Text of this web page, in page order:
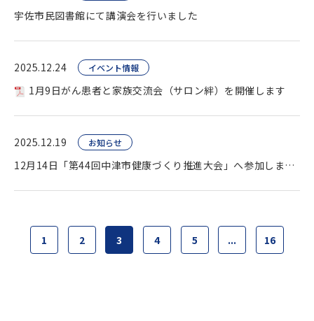
宇佐市民図書館にて講演会を行いました
2025.12.24 イベント情報
1月9日がん患者と家族交流会（サロン絆）を開催します
2025.12.19 お知らせ
12月14日「第44回中津市健康づくり推進大会」へ参加しました
1 2 3 4 5 ... 16